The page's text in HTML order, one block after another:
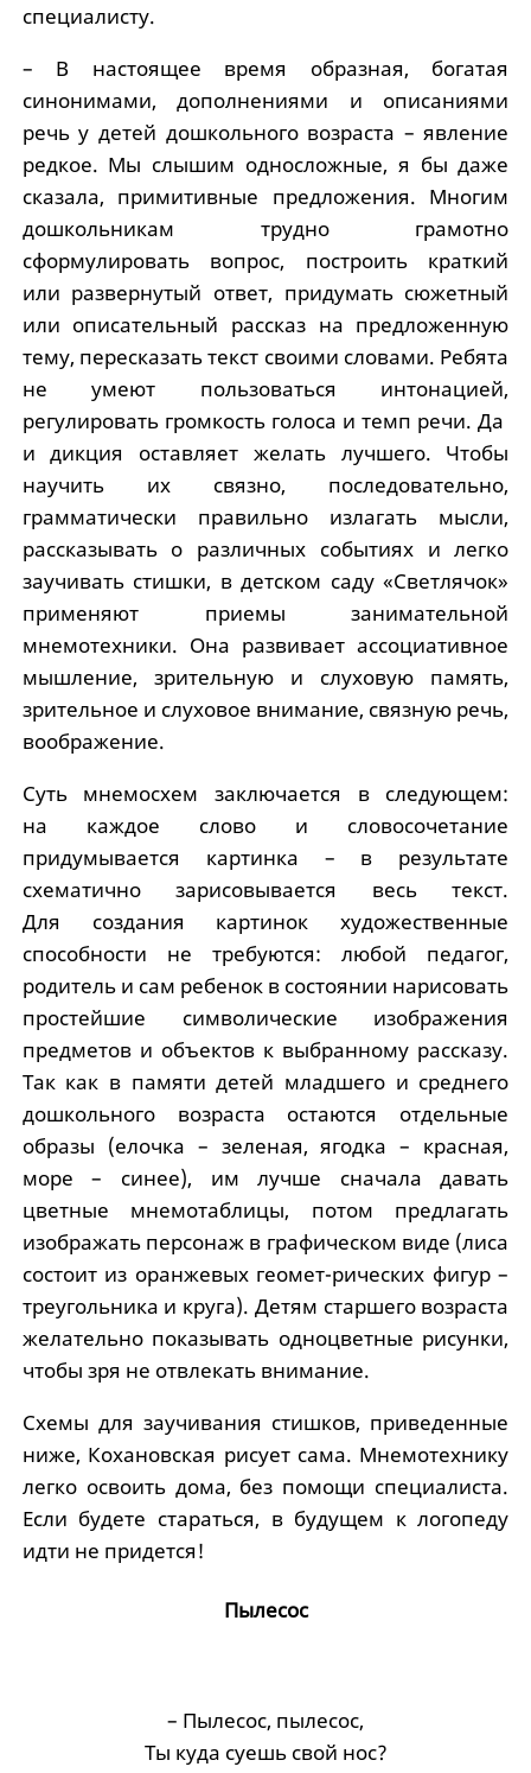
специалисту.
– В настоящее время образная, богатая
синонимами, дополнениями и описаниями
речь у детей дошкольного возраста – явление
редкое. Мы слышим односложные, я бы даже
сказала, примитивные предложения. Многим
дошкольникам трудно грамотно
сформулировать вопрос, построить краткий
или развернутый ответ, придумать сюжетный
или описательный рассказ на предложенную
тему, пересказать текст своими словами. Ребята
не умеют пользоваться интонацией,
регулировать громкость голоса и темп речи. Да
и дикция оставляет желать лучшего. Чтобы
научить их связно, последовательно,
грамматически правильно излагать мысли,
рассказывать о различных событиях и легко
заучивать стишки, в детском саду «Светлячок»
применяют приемы занимательной
мнемотехники. Она развивает ассоциативное
мышление, зрительную и слуховую память,
зрительное и слуховое внимание, связную речь,
воображение.
Суть мнемосхем заключается в следующем:
на каждое слово и словосочетание
придумывается картинка – в результате
схематично зарисовывается весь текст.
Для создания картинок художественные
способности не требуются: любой педагог,
родитель и сам ребенок в состоянии нарисовать
простейшие символические изображения
предметов и объектов к выбранному рассказу.
Так как в памяти детей младшего и среднего
дошкольного возраста остаются отдельные
образы (елочка – зеленая, ягодка – красная,
море – синее), им лучше сначала давать
цветные мнемотаблицы, потом предлагать
изображать персонаж в графическом виде (лиса
состоит из оранжевых геомет-рических фигур –
треугольника и круга). Детям старшего возраста
желательно показывать одноцветные рисунки,
чтобы зря не отвлекать внимание.
Схемы для заучивания стишков, приведенные
ниже, Кохановская рисует сама. Мнемотехнику
легко освоить дома, без помощи специалиста.
Если будете стараться, в будущем к логопеду
идти не придется!
Пылесос
– Пылесос, пылесос,
Ты куда суешь свой нос?